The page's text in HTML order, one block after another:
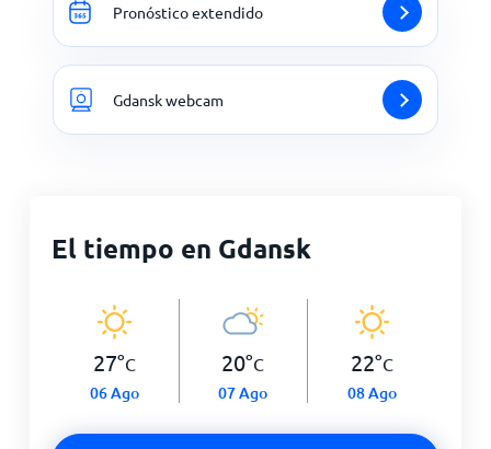
Pronóstico extendido
Gdansk webcam
El tiempo en Gdansk
27°C
06 Ago
20°C
07 Ago
22°C
08 Ago